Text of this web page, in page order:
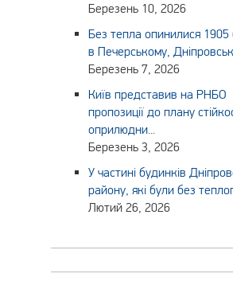
Березень 10, 2026
Без тепла опинилися 1905
в Печерському,
Березень 7, 2026
Київ представив на РНБО
пропозиції до плану
оприлюдни...
Березень 3, 2026
У частині будинків
району, які були без
Лютий 26, 2026